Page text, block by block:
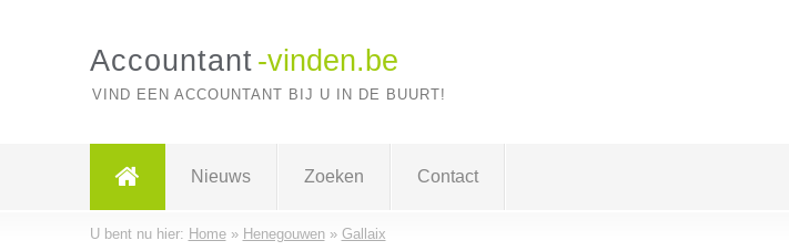
Accountant -vinden.be
VIND EEN ACCOUNTANT BIJ U IN DE BUURT!
Nieuws Zoeken Contact
U bent nu hier: Home» Henegouwen» Gallaix